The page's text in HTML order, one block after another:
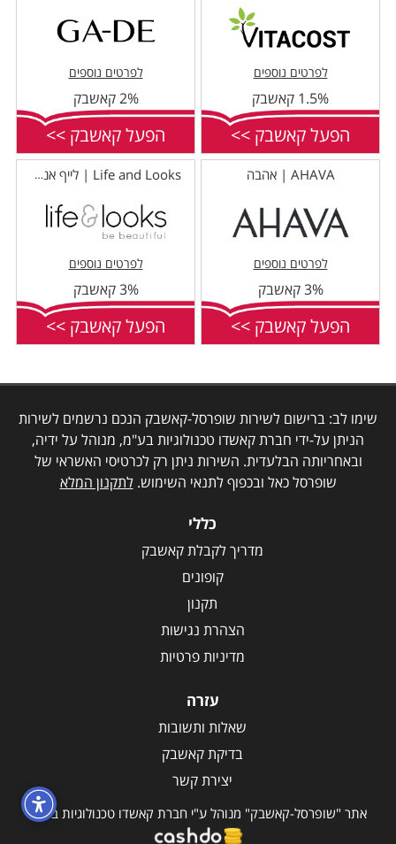
לפרטים נוספים
1.5% קאשבק
הפעל קאשבק >>
לפרטים נוספים
2% קאשבק
הפעל קאשבק >>
AHAVA | אהבה
לפרטים נוספים
3% קאשבק
הפעל קאשבק >>
Life and Looks | לייף אנד לוקס
לפרטים נוספים
3% קאשבק
הפעל קאשבק >>
שימו לב: ברישום לשירות שופרסל-קאשבק הנכם נרשמים לשירות
הניתן על-ידי חברת קאשדו טכנולוגיות בע"מ, מנוהל על ידיה,
ובאחריותה הבלעדית. השירות ניתן רק לכרטיסי האשראי של
שופרסל כאל ובכפוף לתנאי השימוש.לתקנון המלא
כללי
מדריך לקבלת קאשבק
קופונים
תקנון
הצהרת נגישות
מדיניות פרטיות
עזרה
שאלות ותשובות
בדיקת קאשבק
יצירת קשר
אתר "שופרסל-קאשבק" מנוהל ע"י חברת קאשדו טכנולוגיות בע"מ